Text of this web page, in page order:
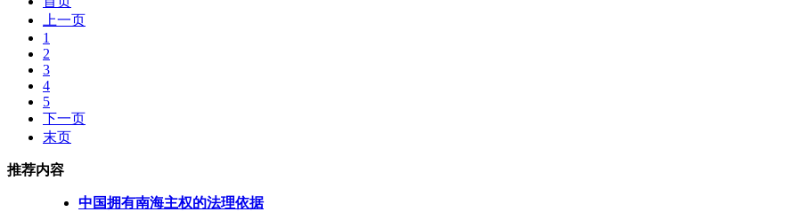
上一页
1
2
3
4
5
下一页
末页
推荐内容
中国拥有南海主权的法理依据